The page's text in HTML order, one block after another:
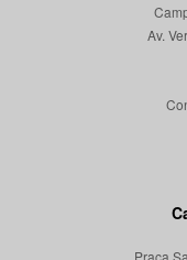
Av.